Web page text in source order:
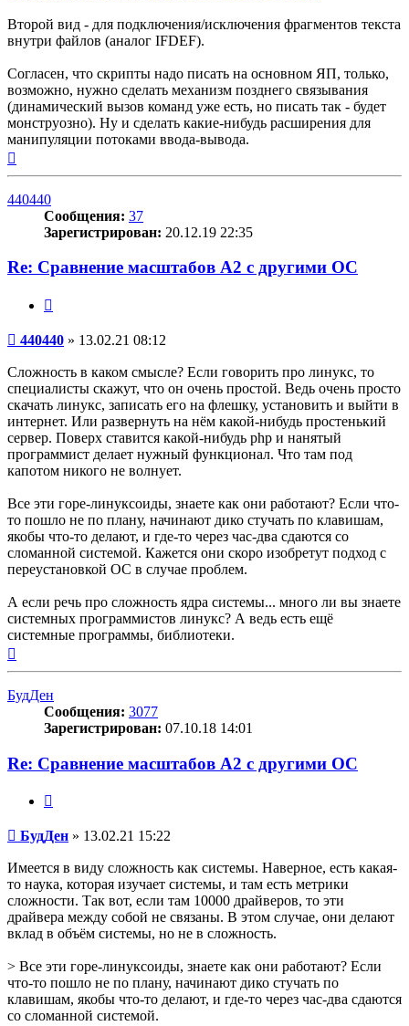
Второй вид - для подключения/исключения фрагментов текста
внутри файлов (аналог IFDEF).
Согласен, что скрипты надо писать на основном ЯП, только,
возможно, нужно сделать механизм позднего связывания
(динамический вызов команд уже есть, но писать так - будет
монструозно). Ну и сделать какие-нибудь расширения для
манипуляции потоками ввода-вывода.
440440
Сообщения: 37
Зарегистрирован: 20.12.19 22:35
Re: Сравнение масштабов A2 с другими ОС
Сообщение
440440 » 13.02.21 08:12
Сложность в каком смысле? Если говорить про линукс, то
специалисты скажут, что он очень простой. Ведь очень просто
скачать линукс, записать его на флешку, установить и выйти в
интернет. Или развернуть на нём какой-нибудь простенький
сервер. Поверх ставится какой-нибудь php и нанятый
программист делает нужный функционал. Что там под
капотом никого не волнует.
Все эти горе-линуксоиды, знаете как они работают? Если что-
то пошло не по плану, начинают дико стучать по клавишам,
якобы что-то делают, и где-то через час-два сдаются со
сломанной системой. Кажется они скоро изобретут подход с
переустановкой ОС в случае проблем.
А если речь про сложность ядра системы... много ли вы знаете
системных программистов линукс? А ведь есть ещё
системные программы, библиотеки.
БудДен
Сообщения: 3077
Зарегистрирован: 07.10.18 14:01
Re: Сравнение масштабов A2 с другими ОС
Сообщение
БудДен » 13.02.21 15:22
Имеется в виду сложность как системы. Наверное, есть какая-
то наука, которая изучает системы, и там есть метрики
сложности. Так вот, если там 10000 драйверов, то эти
драйвера между собой не связаны. В этом случае, они делают
вклад в объём системы, но не в сложность.
> Все эти горе-линуксоиды, знаете как они работают? Если
что-то пошло не по плану, начинают дико стучать по
клавишам, якобы что-то делают, и где-то через час-два сдаются
со сломанной системой.